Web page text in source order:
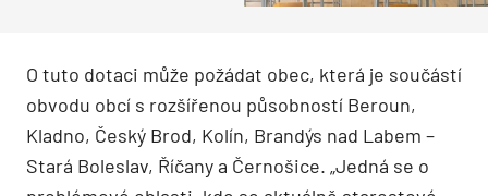
O tuto dotaci může požádat obec, která je součástí
obvodu obcí s rozšířenou působností Beroun,
Kladno, Český Brod, Kolín, Brandýs nad Labem –
Stará Boleslav, Říčany a Černošice. „Jedná se o